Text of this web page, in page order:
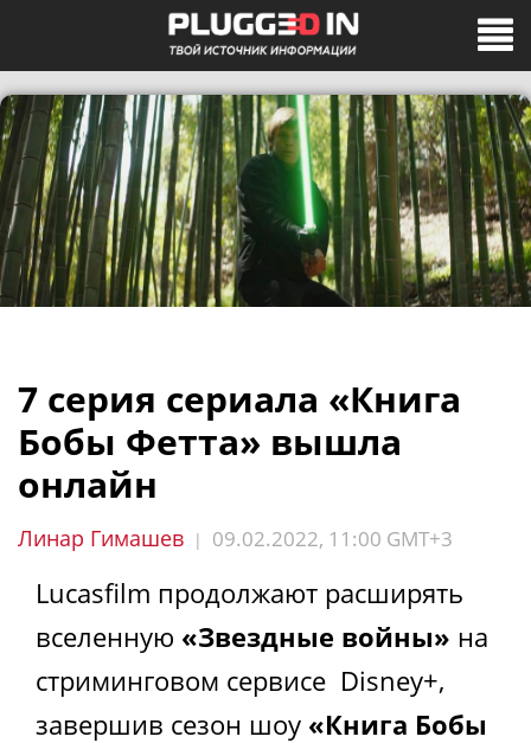
7 серия сериала «Книга
Бобы Фетта» вышла
онлайн
Линар Гимашев | 09.02.2022, 11:00 GMT+3
Lucasfilm продолжают расширять
вселенную «Звездные войны» на
стриминговом сервисе Disney+,
завершив сезон шоу «Книга Бобы